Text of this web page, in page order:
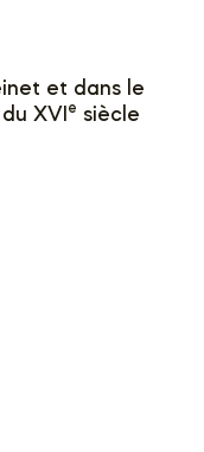
et dans le
XVIe siècle